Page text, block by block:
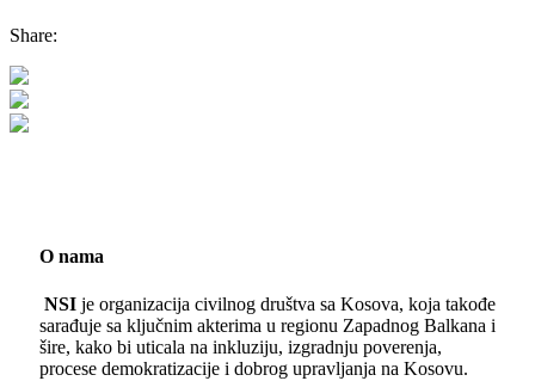
Share:
O nama
NSI je organizacija civilnog društva sa Kosova, koja takođe
sarađuje sa ključnim akterima u regionu Zapadnog Balkana i
šire, kako bi uticala na inkluziju, izgradnju poverenja,
procese demokratizacije i dobrog upravljanja na Kosovu.